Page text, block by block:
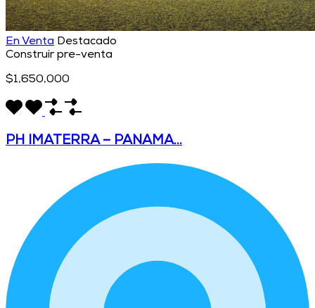
En Venta Destacado
Construir pre-venta
$1,650,000
PH IMATERRA – PANAMA…